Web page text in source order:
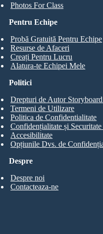
Photos For Class
Pentru Echipe
Probă Gratuită Pentru Echipe
Resurse de Afaceri
Creați Pentru Lucru
Alatura-te Echipei Mele
Despre
Despre noi
Contacteaza-ne
Politici
Drepturi de Autor
Termeni de Utilizare
Politica de Confidentialitate
Confidențialitate și
Accesibilitate
Opțiunile Dvs. de